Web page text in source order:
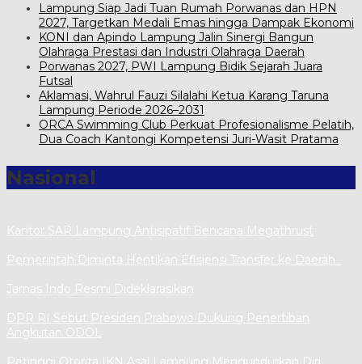
Lampung Siap Jadi Tuan Rumah Porwanas dan HPN
2027, Targetkan Medali Emas hingga Dampak Ekonomi
KONI dan Apindo Lampung Jalin Sinergi Bangun
Olahraga Prestasi dan Industri Olahraga Daerah
Porwanas 2027, PWI Lampung Bidik Sejarah Juara
Futsal
Aklamasi, Wahrul Fauzi Silalahi Ketua Karang Taruna
Lampung Periode 2026–2031
ORCA Swimming Club Perkuat Profesionalisme Pelatih,
Dua Coach Kantongi Kompetensi Juri-Wasit Pratama
Nasional
Kantor SAR Lampung Antisipatif Bencana Megathrust
Pemerintah Diminta Hentikan Efisiensi Transfer ke Daerah
Jarnas Indo Resmi Dideklarasikan
DPR RI Sebut Presiden Prabowo Dukung Penertiban
Angkutan ODOL